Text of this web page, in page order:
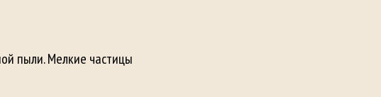
пыли. Мелкие частицы